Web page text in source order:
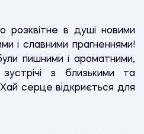
розквітне в душі новими
і славними прагненнями!
пишними і ароматними,
з близькими та
серце відкриється для